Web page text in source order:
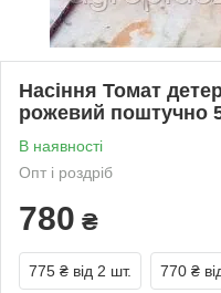
Насіння Томат
рожевий поштучно
В наявності
Опт і роздріб
780 ₴
775 ₴ від 2 шт. 770 ₴